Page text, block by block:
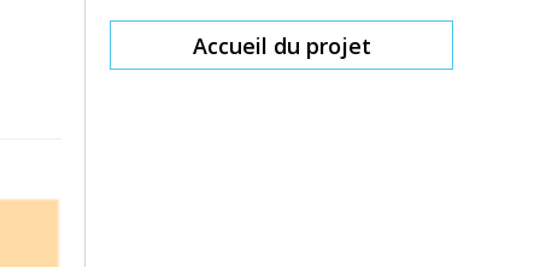
Accueil du projet